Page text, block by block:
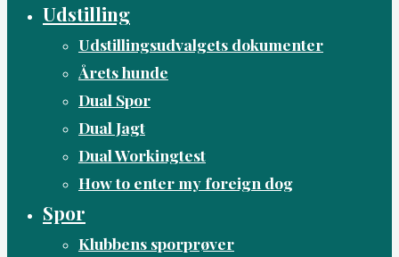
Udstilling
Udstillingsudvalgets dokumenter
Årets hunde
Dual Spor
Dual Jagt
Dual Workingtest
How to enter my foreign dog
Spor
Klubbens sporprøver